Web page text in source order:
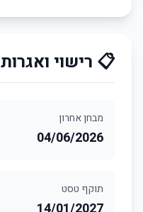
📋 רישוי ואגרות
מבחן אחרון
04/06/2026
תוקף טסט